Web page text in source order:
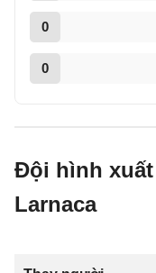
0
0
Đội hình
Larnaca